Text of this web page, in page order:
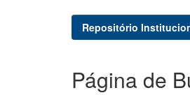
Repositório
Página de